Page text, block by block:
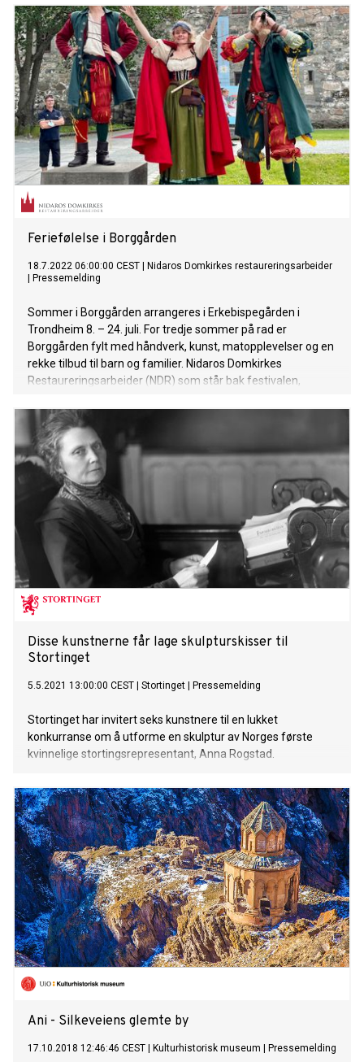
Feriefølelse i Borggården
18.7.2022 06:00:00 CEST
Nidaros Domkirkes restaureringsarbeider
Pressemelding
Sommer i Borggården arrangeres i Erkebispegården i
Trondheim 8. – 24. juli. For tredje sommer på rad er
Borggården fylt med håndverk, kunst, matopplevelser og en
rekke tilbud til barn og familier. Nidaros Domkirkes
Restaureringsarbeider (NDR) som står bak festivalen,
man kommer tett på flere av menneskene som jobber ved
NDR, og får et innblikk i hva de jobber med – og hvordan de
jobber.
Disse kunstnerne får lage skulpturskisser til
Stortinget
5.5.2021 13:00:00 CEST Stortinget Pressemelding
Stortinget har invitert seks kunstnere til en lukket
konkurranse om å utforme en skulptur av Norges første
kvinnelige stortingsrepresentant, Anna Rogstad.
Ani - Silkeveiens glemte by
17.10.2018 12:46:46 CEST Kulturhistorisk museum Pressemelding